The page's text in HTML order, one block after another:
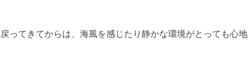
戻ってきてからは、海風を感じたり静かな環境がとっても心地